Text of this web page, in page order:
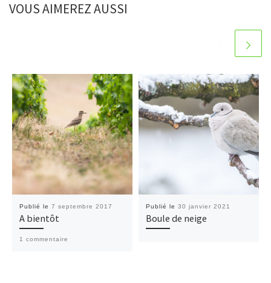
VOUS AIMEREZ AUSSI
Publié le 7 septembre 2017
A bientôt
1 commentaire
Publié le 30 janvier 2021
Boule de neige